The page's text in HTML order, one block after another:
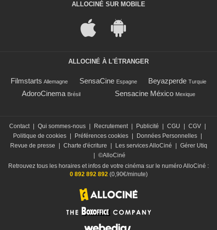
ALLOCINÉ SUR MOBILE
ALLOCINÉ À L'ÉTRANGER
Filmstarts Allemagne SensaCine Espagne Beyazperde Turquie
AdoroCinema Brésil Sensacine México Mexique
Contact Qui sommes-nous Recrutement Publicité CGU CGV
Politique de cookies
Préférences cookies Données Personnelles
Revue de presse
Charte d'écriture Les services AlloCiné
Gérer Utiq
©AlloCiné
Retrouvez tous les horaires et infos de votre cinéma sur le numéro AlloCiné :
0 892 892 892(0,90€/minute)